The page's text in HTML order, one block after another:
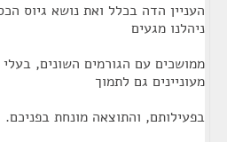
העניין הדה בכלל ואת נושא גיוס
ניהלנו מגעים
ממושכים עם הגורמים השונים, בעלי
מעוניינים גם לתמוך
בפעילותם, והתוצאה מונחת בפניכם.